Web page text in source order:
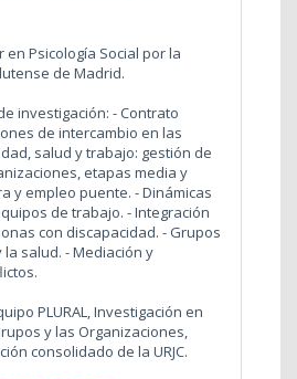
en Psicología Social por la
de Madrid.
investigación: - Contrato
de intercambio en las
salud y trabajo: gestión de
etapas media y
y empleo puente. - Dinámicas
de trabajo. - Integración
con discapacidad. - Grupos
salud. - Mediación y
PLURAL, Investigación en
y las Organizaciones,
consolidado de la URJC.